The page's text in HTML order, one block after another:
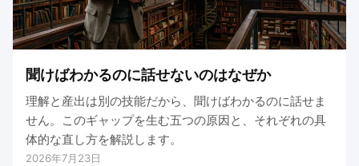
聞けばわかるのに話せないのはなぜか
理解と産出は別の技能だから、聞けばわかるのに話せま
せん。このギャップを生む五つの原因と、それぞれの具
体的な直し方を解説します。
2026年7月23日